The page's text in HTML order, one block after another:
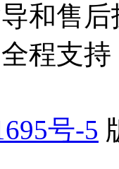
和售
程支持
号-5